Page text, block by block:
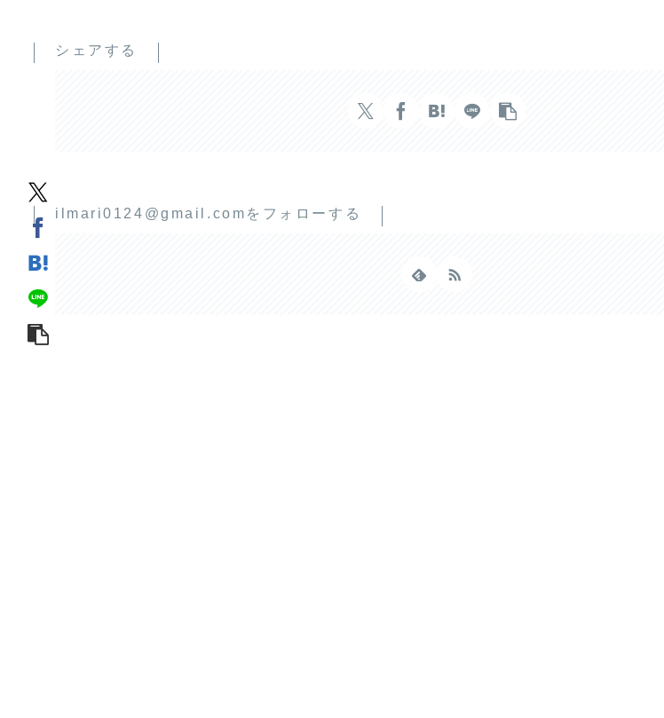
シェアする
ilmari0124@gmail.comをフォローする